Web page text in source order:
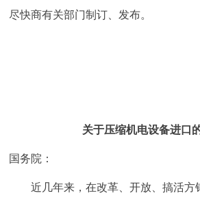
尽快商有关部门制订、发布。
关于压缩机电设备进口
国务院：
近几年来，在改革、开放、搞活方